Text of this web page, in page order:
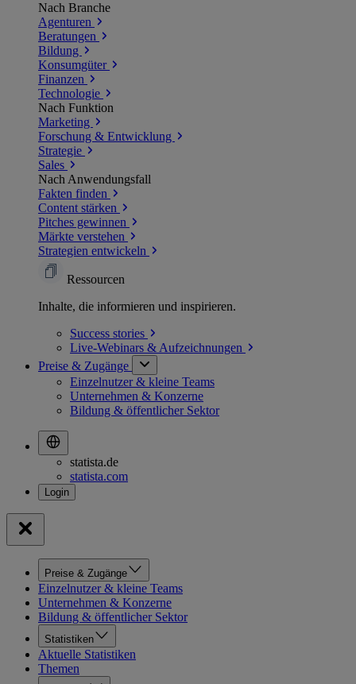
Nach Branche
Agenturen
Beratungen
Bildung
Konsumgüter
Finanzen
Technologie
Nach Funktion
Marketing
Forschung & Entwicklung
Strategie
Sales
Nach Anwendungsfall
Fakten finden
Content stärken
Pitches gewinnen
Märkte verstehen
Strategien entwickeln
Ressourcen
Inhalte, die informieren und inspirieren.
Success stories
Live-Webinars & Aufzeichnungen
Preise & Zugänge
Einzelnutzer & kleine Teams
Unternehmen & Konzerne
Bildung & öffentlicher Sektor
statista.de
statista.com
Preise & Zugänge
Einzelnutzer & kleine Teams
Unternehmen & Konzerne
Bildung & öffentlicher Sektor
Statistiken
Aktuelle Statistiken
Themen